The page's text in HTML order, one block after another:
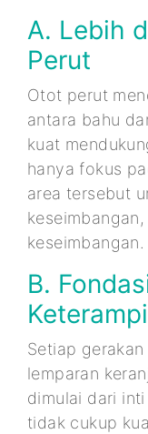
A. Lebih
Perut
Otot perut
antara bahu
kuat
hanya fokus
area tersebut
keseimbangan.
B.
Setiap
lemparan
dimulai dari
tidak cukup